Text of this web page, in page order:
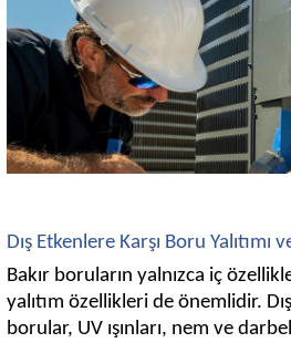
Dış Etkenlere Karşı Boru
Bakır boruların yalnızca iç
yalıtım özellikleri de önemlidir.
borular, UV ışınları, nem ve